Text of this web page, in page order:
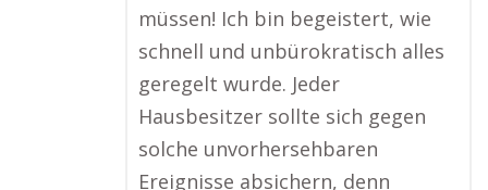
müssen! Ich bin begeistert, wie
schnell und unbürokratisch alles
geregelt wurde. Jeder
Hausbesitzer sollte sich gegen
solche unvorhersehbaren
Ereignisse absichern, denn